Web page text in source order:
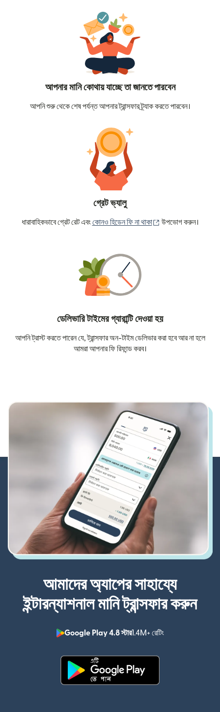
আপনার মানি কোথায় যাচ্ছে তা জানতে পারবেন
আপনি শুরু থেকে শেষ পর্যন্ত আপনার ট্রান্সফার ট্র্যাক করতে পারবেন।
গ্রেট ভ্যালু
ধারাবাহিকভাবে গ্রেট রেট এবংকোনও হিডেন ফি না থাকা (নতুন উইন্ডোতে খুলবে)
উপভোগ করুন।
ডেলিভারি টাইমের গ্যারান্টি দেওয়া হয়
আপনি ট্রাস্ট করতে পারেন যে, ট্রান্সফার অন-টাইম ডেলিভার করা হবে আর না হলে
আমরা আপনার ফি রিফান্ড করব।
আমাদের অ্যাপের সাহায্যে
ইন্টারন্যাশনাল মানি ট্রান্সফার করুন
Google Play 4.8 স্টার1.4M+ রেটিং